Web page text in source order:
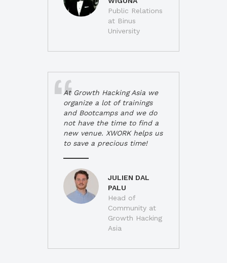
Public Relations
at Binus
University
At Growth Hacking Asia we
organize a lot of trainings
and Bootcamps and we do
not have the time to find a
new venue. XWORK helps us
to save a precious time!
JULIEN DAL
PALU
Head of
Community at
Growth Hacking
Asia